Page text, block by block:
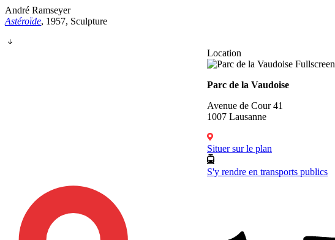
André Ramseyer
Astéroïde, 1957, Sculpture
Location
Fullscreen
Parc de la Vaudoise
Avenue de Cour 41
1007 Lausanne
Situer sur le plan
S'y rendre en transports publics